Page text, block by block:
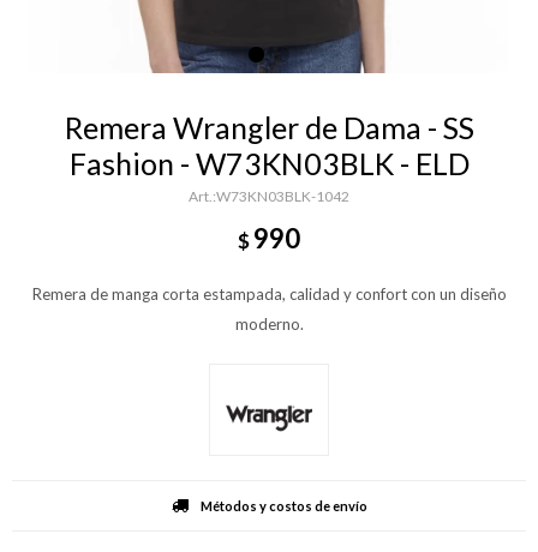
Remera Wrangler de Dama - SS
Fashion - W73KN03BLK - ELD
W73KN03BLK-1042
$990
Remera de manga corta estampada, calidad y confort con un diseño
moderno.
Métodos y costos de envío